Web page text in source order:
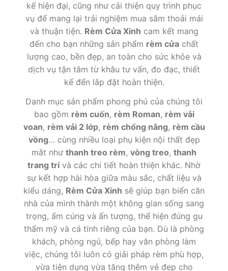
kế hiện đại, cũng như cải thiện quy trình phục
vụ để mang lại trải nghiệm mua sắm thoải mái
và thuận tiện. Rèm Cửa Xinh cam kết mang
đến cho bạn những sản phẩm rèm cửa chất
lượng cao, bền đẹp, an toàn cho sức khỏe và
dịch vụ tận tâm từ khâu tư vấn, đo đạc, thiết
kế đến lắp đặt hoàn thiện.
Danh mục sản phẩm phong phú của chúng tôi
bao gồm rèm cuốn, rèm Roman, rèm vải
voan, rèm vải 2 lớp, rèm chống nắng, rèm cầu
vồng… cùng nhiều loại phụ kiện nội thất đẹp
mắt như thanh treo rèm, vòng treo, thanh
trang trívà các chi tiết hoàn thiện khác. Nhờ
sự kết hợp hài hòa giữa màu sắc, chất liệu và
kiểu dáng, Rèm Cửa Xinh sẽ giúp bạn biến căn
nhà của mình thành một không gian sống sang
trọng, ấm cúng và ấn tượng, thể hiện đúng gu
thẩm mỹ và cá tính riêng của bạn. Dù là phòng
khách, phòng ngủ, bếp hay văn phòng làm
việc, chúng tôi luôn có giải pháp rèm phù hợp,
vừa tiện dụng vừa tăng thêm vẻ đẹp cho